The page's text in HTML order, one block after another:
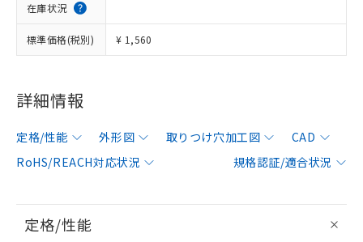
在庫状況
標準価格(税別) ¥ 1,560
詳細情報
定格/性能 外形図 取りつけ穴加工図
CAD
RoHS/REACH対応状況
規格認証/適合状況
定格/性能